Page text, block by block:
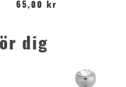
65,00 kr
dig